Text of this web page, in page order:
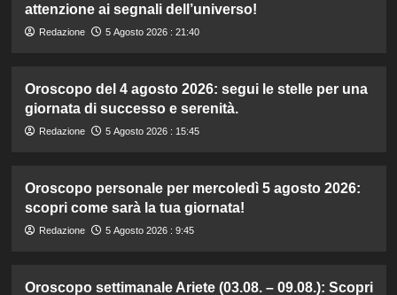
attenzione ai segnali dell’universo!
Redazione 5 Agosto 2026 : 21:40
Oroscopo del 4 agosto 2026: segui le stelle per una
giornata di successo e serenità.
Redazione 5 Agosto 2026 : 15:45
Oroscopo personale per mercoledì 5 agosto 2026:
scopri come sarà la tua giornata!
Redazione 5 Agosto 2026 : 9:45
Oroscopo settimanale Ariete (03.08. – 09.08.): Scopri